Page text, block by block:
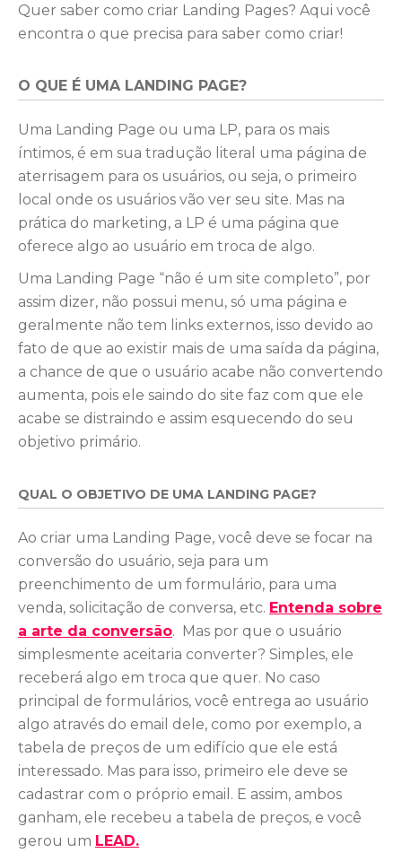
Quer saber como criar Landing Pages? Aqui você
encontra o que precisa para saber como criar!
O QUE É UMA LANDING PAGE?
Uma Landing Page ou uma LP, para os mais
íntimos, é em sua tradução literal uma página de
aterrisagem para os usuários, ou seja, o primeiro
local onde os usuários vão ver seu site. Mas na
prática do marketing, a LP é uma página que
oferece algo ao usuário em troca de algo.
Uma Landing Page “não é um site completo”, por
assim dizer, não possui menu, só uma página e
geralmente não tem links externos, isso devido ao
fato de que ao existir mais de uma saída da página,
a chance de que o usuário acabe não convertendo
aumenta, pois ele saindo do site faz com que ele
acabe se distraindo e assim esquecendo do seu
objetivo primário.
QUAL O OBJETIVO DE UMA LANDING PAGE?
Ao criar uma Landing Page, você deve se focar na
conversão do usuário, seja para um
preenchimento de um formulário, para uma
venda, solicitação de conversa, etc. Entenda sobre
a arte da conversão.
Mas por que o usuário
simplesmente aceitaria converter? Simples, ele
receberá algo em troca que quer. No caso
principal de formulários, você entrega ao usuário
algo através do email dele, como por exemplo, a
tabela de preços de um edifício que ele está
interessado. Mas para isso, primeiro ele deve se
cadastrar com o próprio email. E assim, ambos
ganham, ele recebeu a tabela de preços, e você
gerou um LEAD.